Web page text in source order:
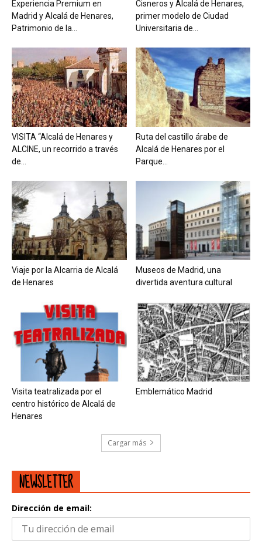
Experiencia Premium en
Madrid y Alcalá de Henares,
Patrimonio de la...
Cisneros y Alcalá de Henares,
primer modelo de Ciudad
Universitaria de...
VISITA “Alcalá de Henares y
ALCINE, un recorrido a través
de...
Ruta del castillo árabe de
Alcalá de Henares por el
Parque...
Viaje por la Alcarria de Alcalá
de Henares
Museos de Madrid, una
divertida aventura cultural
Visita teatralizada por el
centro histórico de Alcalá de
Henares
Emblemático Madrid
Cargar más
NEWSLETTER
Dirección de email: